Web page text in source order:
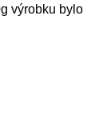
výrobku bylo